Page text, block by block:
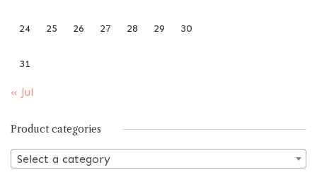
24 25 26 27 28 29 30
31
« Jul
Product categories
Select a category